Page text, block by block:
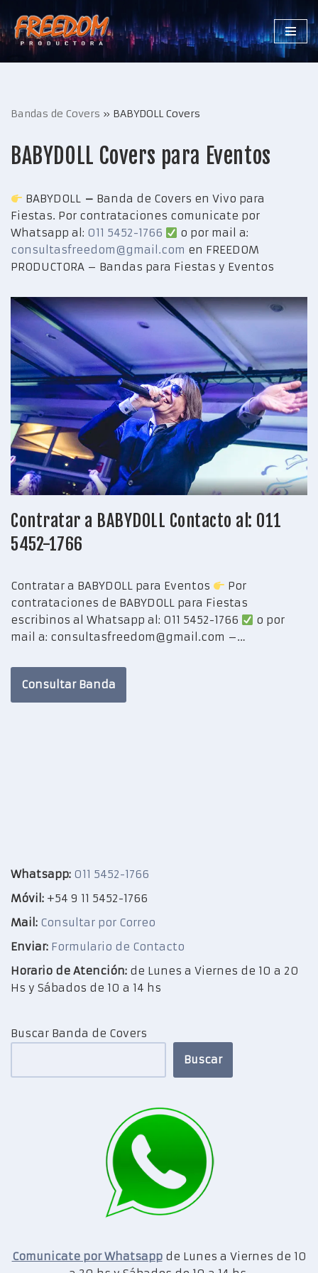
Saltar
Bandas de Covers » BABYDOLL Covers
BABYDOLL Covers para Eventos
BABYDOLL – Banda de Covers en Vivo para
Fiestas. Por contrataciones comunicate por
Whatsapp al: 011 5452-1766
o por mail a:
consultasfreedom@gmail.com en FREEDOM
PRODUCTORA – Bandas para Fiestas y Eventos
Contratar a BABYDOLL Contacto al: 011
5452-1766
Contratar a BABYDOLL para Eventos
Por
contrataciones de BABYDOLL para Fiestas
escribinos al Whatsapp al: 011 5452-1766
o por
mail a: consultasfreedom@gmail.com –…
Consultar Banda
Whatsapp: 011 5452-1766
Móvil: +54 9 11 5452-1766
Mail: Consultar por Correo
Enviar: Formulario de Contacto
Horario de Atención: de Lunes a Viernes de 10 a 20
Hs y Sábados de 10 a 14 hs
Buscar Banda de Covers
Buscar
Comunicate por Whatsappde Lunes a Viernes de 10